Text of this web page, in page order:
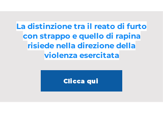
La distinzione tra il reato di furto
con strappo e quello di rapina
risiede nella direzione della
violenza esercitata
Clicca qui